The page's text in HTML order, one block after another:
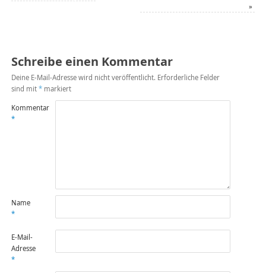
»
Schreibe einen Kommentar
Deine E-Mail-Adresse wird nicht veröffentlicht. Erforderliche Felder
sind mit *markiert
Kommentar
*
Name
*
E-Mail-
Adresse
*